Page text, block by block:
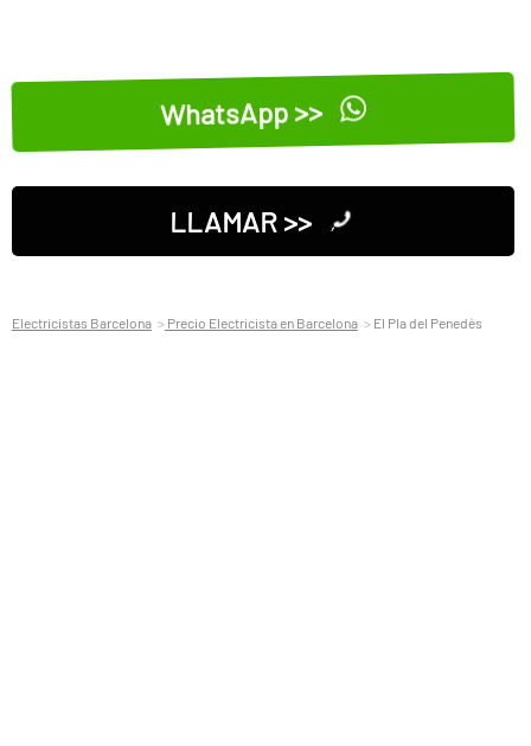
WhatsApp >>
LLAMAR >>
Electricistas Barcelona Precio Electricista en Barcelona El Pla del Penedès